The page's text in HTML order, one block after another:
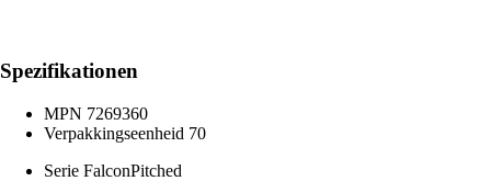
Spezifikationen
MPN 7269360
Verpakkingseenheid 70
Serie FalconPitched